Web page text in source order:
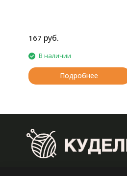
167 руб.
В наличии
Подробнее